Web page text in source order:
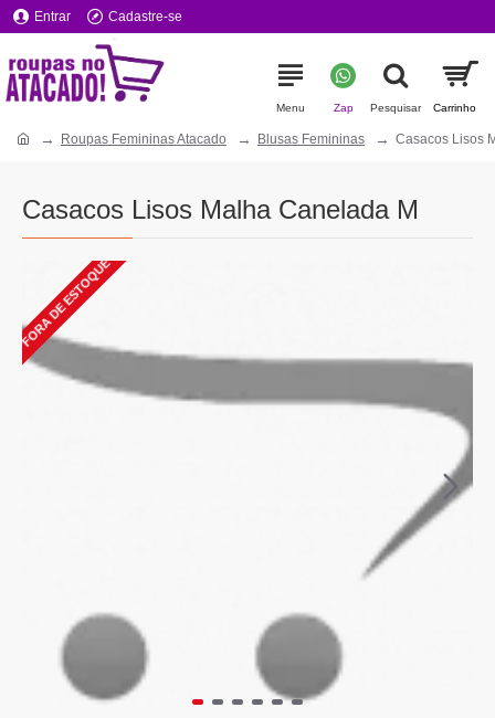
Entrar Cadastre-se
Roupas Femininas Atacado Blusas Femininas Casacos Lisos
Casacos Lisos Malha Canelada M
FORA DE ESTOQUE